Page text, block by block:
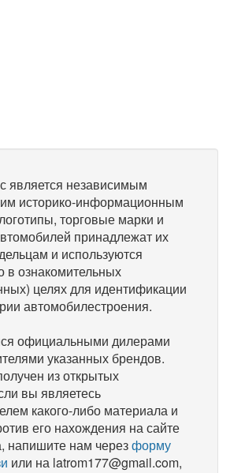
является независимым
историко-информационным
торговые марки и
принадлежат их
и используются
в ознакомительных
целях для идентификации
автомобилестроения.
официальными дилерами
указанных брендов.
из открытых
вы являетесь
какого-либо материала и
его нахождения на сайте
напишите нам черезформу
или на latrom177@gmail.com,